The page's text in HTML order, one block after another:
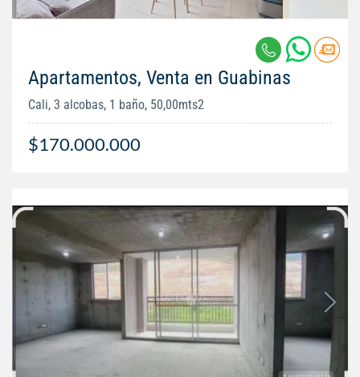
Apartamentos, Venta en Guabinas
Cali, 3 alcobas, 1 baño, 50,00mts2
$170.000.000